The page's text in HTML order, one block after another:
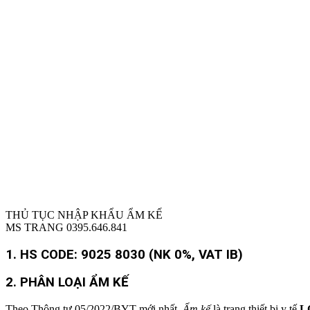
THỦ TỤC NHẬP KHẨU ẨM KẾ
MS TRANG 0395.646.841
1. HS CODE: 9025 8030 (NK 0%, VAT IB)
2. PHÂN LOẠI ẨM KẾ